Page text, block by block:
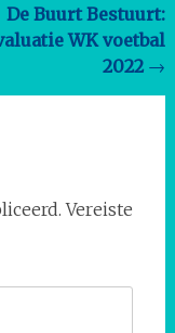
De Buurt Bestuurt:
WK voetbal
2022 →
Vereiste